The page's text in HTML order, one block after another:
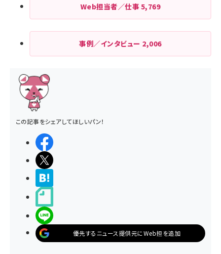
Web担当者／仕事 5,769
事例／インタビュー 2,006
この記事をシェアしてほしいパン！
優先するニュース提供元にWeb担を追加